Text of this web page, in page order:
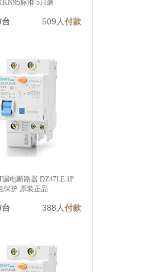
KN95标准 5只装
/台 509人付款
电断路器 DZ47LE 1P
保护 原装正品
/台 388人付款